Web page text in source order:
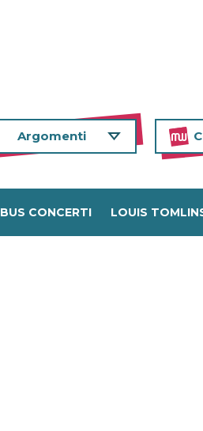
Argomenti
BUS CONCERTI LOUIS